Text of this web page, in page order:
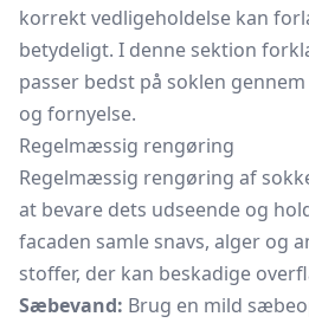
korrekt vedligeholdelse kan
betydeligt. I denne sektion
passer bedst på soklen
og fornyelse.
Regelmæssig rengøring
Regelmæssig rengøring af
at bevare dets udseende og
facaden samle snavs, alger og
stoffer, der kan beskadige
Sæbevand: Brug en mild